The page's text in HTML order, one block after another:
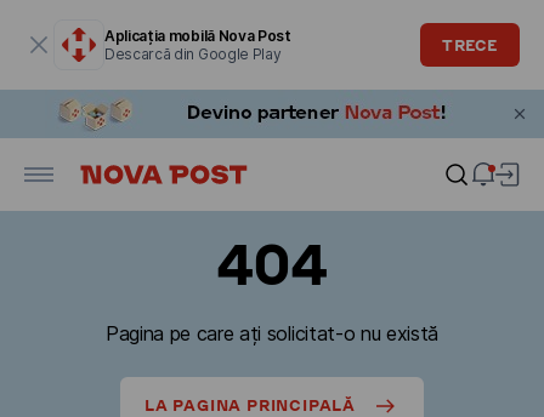
Aplicația mobilă Nova Post
Descarcă din Google Play
TRECE
404
Pagina pe care ați solicitat-o nu există
LA PAGINA PRINCIPALĂ